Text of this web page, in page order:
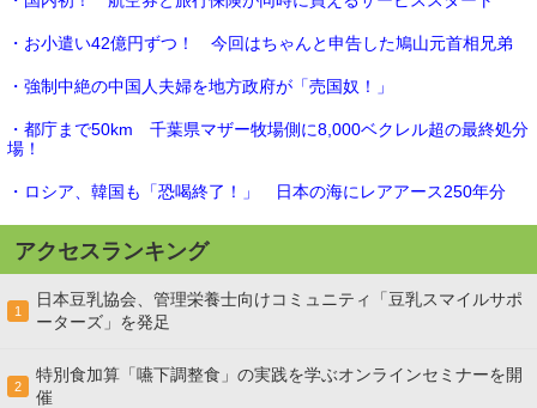
・お小遣い42億円ずつ！ 今回はちゃんと申告した鳩山元首相兄弟
・強制中絶の中国人夫婦を地方政府が「売国奴！」
・都庁まで50km 千葉県マザー牧場側に8,000ベクレル超の最終処分
場！
・ロシア、韓国も「恐喝終了！」 日本の海にレアアース250年分
アクセスランキング
1
日本豆乳協会、管理栄養士向けコミュニティ「豆乳スマイルサポ
ーターズ」を発足
2
特別食加算「嚥下調整食」の実践を学ぶオンラインセミナーを開
催